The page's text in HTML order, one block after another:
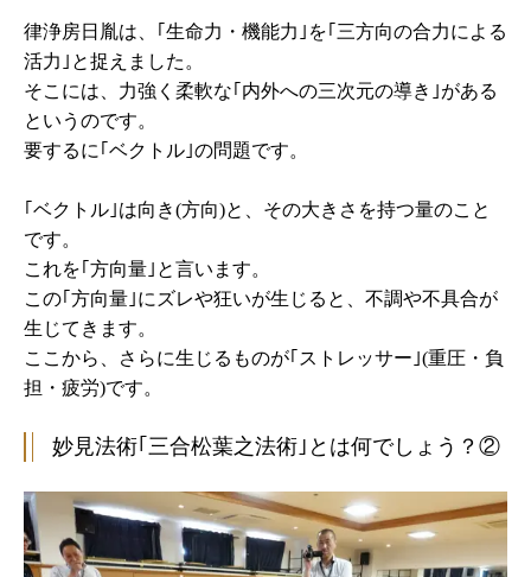
律浄房日胤は、｢生命力・機能力｣を｢三方向の合力による
活力｣と捉えました。
そこには、力強く柔軟な｢内外への三次元の導き｣がある
というのです。
要するに｢ベクトル｣の問題です。
｢ベクトル｣は向き(方向)と、その大きさを持つ量のこと
です。
これを｢方向量｣と言います。
この｢方向量｣にズレや狂いが生じると、不調や不具合が
生じてきます。
ここから、さらに生じるものが｢ストレッサー｣(重圧・負
担・疲労)です。
妙見法術｢三合松葉之法術｣とは何でしょう？②